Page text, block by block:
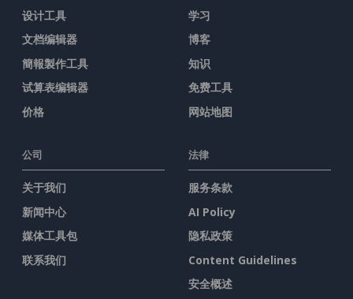
设计工具
文档编辑器
簡報製作工具
试算表编辑器
价格
学习
博客
知识
免费工具
网站地图
公司
关于我们
新闻中心
媒体工具包
联系我们
法律
服务条款
AI Policy
隐私政策
Content Guidelines
安全概述